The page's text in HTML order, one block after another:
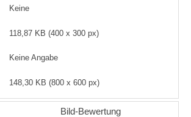
Keine
118,87 KB (400 x 300 px)
Keine Angabe
148,30 KB (800 x 600 px)
Bild-Bewertung